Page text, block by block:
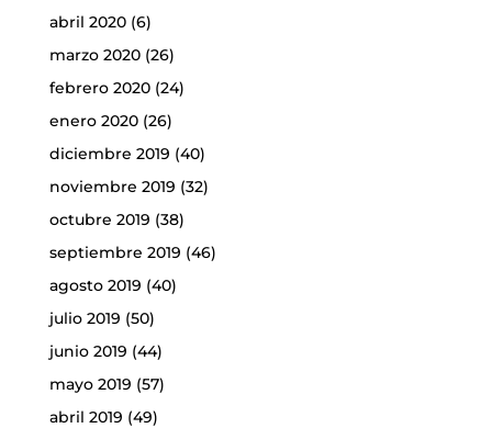
abril 2020(6)
marzo 2020(26)
febrero 2020(24)
enero 2020(26)
diciembre 2019 (40)
noviembre 2019 (32)
octubre 2019 (38)
septiembre 2019 (46)
agosto 2019 (40)
julio 2019 (50)
junio 2019 (44)
mayo 2019 (57)
abril 2019 (49)